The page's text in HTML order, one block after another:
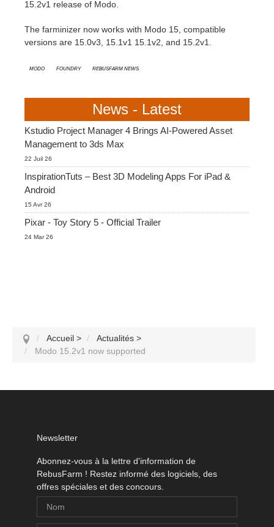
Edition du profil
2017
Soumettre un projet SketchUp
Redshift
Mental Ray
Modo
Softimage
15.2v1 release of Modo.
The farminizer now works with Modo 15, compatible
versions are 15.0v3, 15.1v1 15.1v2, and 15.2v1.
Modo Foundry RebusFarm News
News - Latest
Kstudio Project Manager 4 Brings AI-Powered Asset
Management to 3ds Max
22 Juil 26
InspirationTuts – Best 3D Modeling Apps For iPad &
Android
15 Avr 26
Pixar - Toy Story 5 - Official Trailer
24 Mar 26
Accueil > Actualités >
Modo 15.2v1 now supported
Newsletter
Abonnez-vous à la lettre d'information de
RebusFarm ! Restez informé des logiciels, des
offres spéciales et des concours.